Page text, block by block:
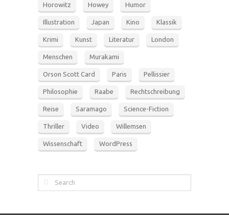
Horowitz Howey Humor
Illustration Japan Kino Klassik
Krimi Kunst Literatur London
Menschen Murakami
Orson Scott Card Paris Pellissier
Philosophie Raabe Rechtschreibung
Reise Saramago Science-Fiction
Thriller Video Willemsen
Wissenschaft WordPress